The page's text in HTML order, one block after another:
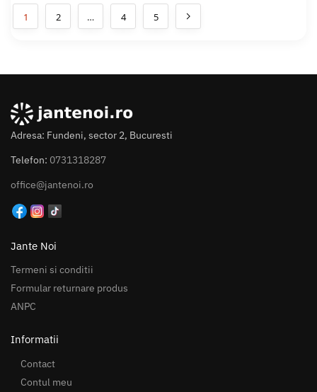
1 2 … 4 5
Adresa: Fundeni, sector 2, Bucuresti
Telefon: 0731318287
office@jantenoi.ro
Jante Noi
Termeni si conditii
Formular returnare produs
ANPC
Informatii
Contact
Contul meu